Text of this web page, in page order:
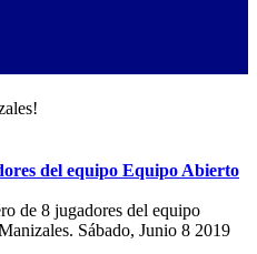
del equipo Equipo Abierto
de 8 jugadores del equipo
Sábado, Junio 8 2019